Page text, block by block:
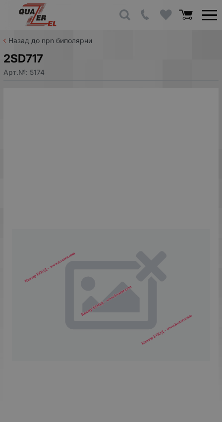
Назад до npn биполярни
2SD717
Арт.№: 5174